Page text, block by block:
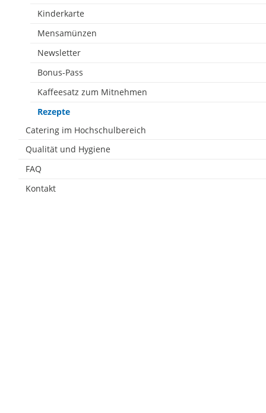
Kinderkarte
Mensamünzen
Newsletter
Bonus-Pass
Kaffeesatz zum Mitnehmen
Rezepte
Catering im Hochschulbereich
Qualität und Hygiene
FAQ
Kontakt